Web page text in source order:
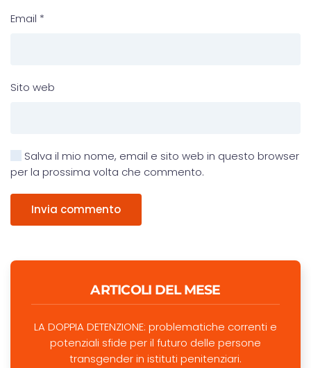
Email *
Sito web
Salva il mio nome, email e sito web in questo browser
per la prossima volta che commento.
Invia commento
ARTICOLI DEL MESE
LA DOPPIA DETENZIONE: problematiche correnti e
potenziali sfide per il futuro delle persone
transgender in istituti penitenziari.